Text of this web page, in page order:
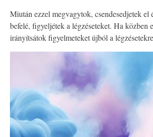
Miután ezzel megvagytok, csendesedjetek el
befelé, figyeljétek a légzéseteket. Ha közben
irányítsátok figyelmeteket újból a